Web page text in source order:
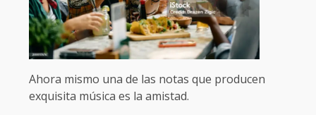
Ahora mismo una de las notas que producen
exquisita música es la amistad.